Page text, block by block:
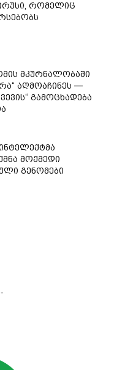
რომელიც
მკურნალობაში
აღმოაჩინეს —
გამოცხადება
მოქმედი
გენომები